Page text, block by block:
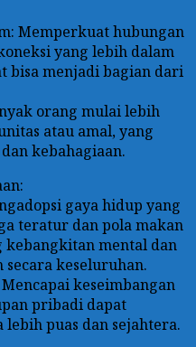
Memperkuat hubungan
yang lebih dalam
bisa menjadi bagian dari
orang mulai lebih
atau amal, yang
kebahagiaan.
gaya hidup yang
teratur dan pola makan
kebangkitan mental dan
keseluruhan.
keseimbangan
pribadi dapat
lebih puas dan sejahtera.